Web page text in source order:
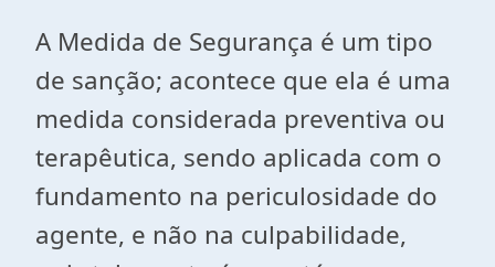
A Medida de Segurança é um tipo
de sanção; acontece que ela é uma
medida considerada preventiva ou
terapêutica, sendo aplicada com o
fundamento na periculosidade do
agente, e não na culpabilidade,